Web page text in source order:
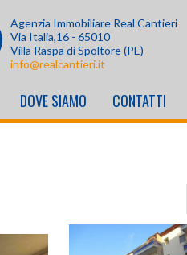
Agenzia Immobiliare Real Cantieri
Via Italia,16 - 65010
Villa Raspa di Spoltore (PE)
info@realcantieri.it
DOVE SIAMO CONTATTI